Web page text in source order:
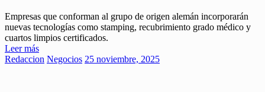
Empresas que conforman al grupo de origen alemán incorporarán
nuevas tecnologías como stamping, recubrimiento grado médico y
cuartos limpios certificados.
Leer más
Redaccion Negocios 25 noviembre, 2025